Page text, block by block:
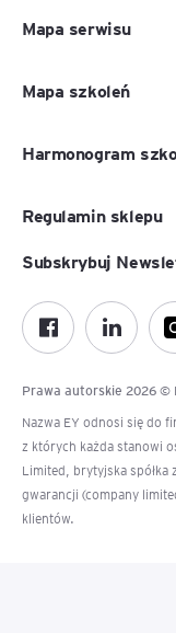
Mapa serwisu
Mapa szkoleń
Harmonogram
Regulamin sklepu
Prawa autorskie 2026 ©
Nazwa EY odnosi się do
z których każda stanowi
Limited, brytyjska
gwarancji (company
klientów.
Subskrybuj